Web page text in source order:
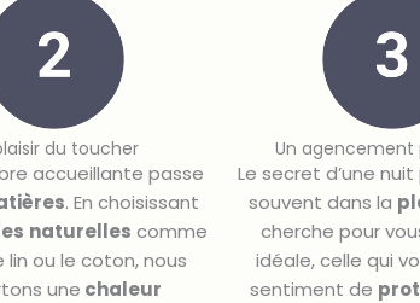
du toucher
accueillante passe
. En choisissant
naturelles comme
lin ou le coton, nous
une chaleur
Un
Le secret d’une
souvent dans la
cherche pour
idéale, celle qui
sentiment de